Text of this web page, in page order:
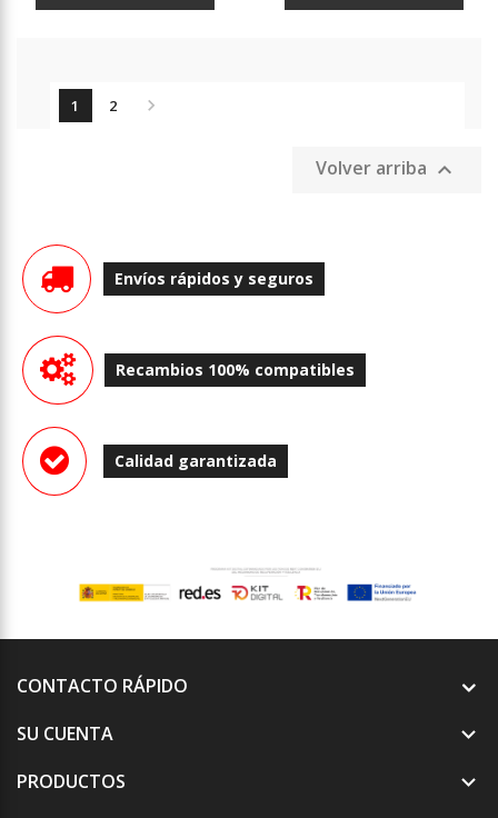
1 2 
Volver arriba 
Envíos rápidos y seguros
Recambios 100% compatibles
Calidad garantizada
CONTACTO RÁPIDO
SU CUENTA

PRODUCTOS 